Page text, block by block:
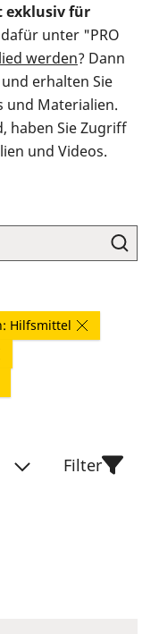
exklusiv für
unter "PRO
werden? Dann
erhalten Sie
und Materialien.
haben Sie Zugriff
und Videos.
Hilfsmittel
Filter